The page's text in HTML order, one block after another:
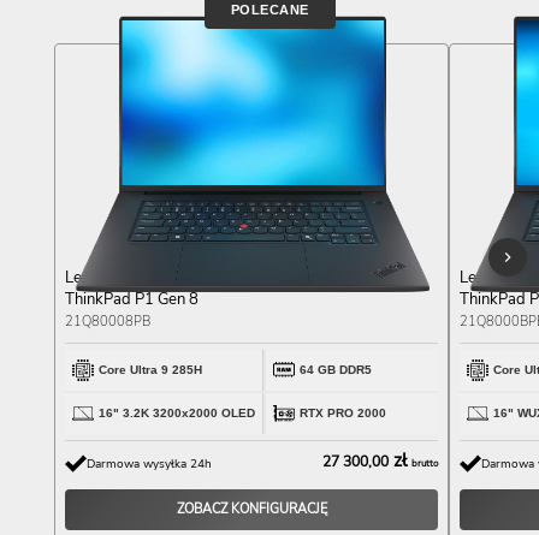
POLECANE
Lenovo
ThinkPad P1 Gen 8
21Q80008PB
Core Ultra 9 285H 64 GB DDR5
16" 3.2K 3200x2000 OLED RTX PRO 2000
Darmowa wysyłka 24h 27 300,00 zł brutto
ZOBACZ KONFIGURACJĘ
Lenovo
ThinkPad
Core
16"
Darmowa